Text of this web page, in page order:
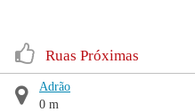
Ruas Próximas
Adrão
0 m